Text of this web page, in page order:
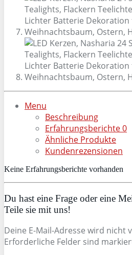
Menu
Beschreibung
Erfahrungsberichte0
Ähnliche Produkte
Kundenrezensionen
Keine Erfahrungsberichte vorhanden
Du hast eine Frage oder eine
Teile sie mit uns!
Deine E-Mail-Adresse wird nicht
Erforderliche Felder sind